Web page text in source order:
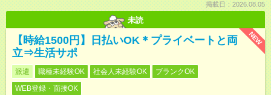
掲載日：2026.08.05
未読
NEW
【時給1500円】日払いOK＊プライベートと両
立⇒生活サポ
派遣 職種未経験OK 社会人未経験OK
ブランクOK
WEB登録・面接OK